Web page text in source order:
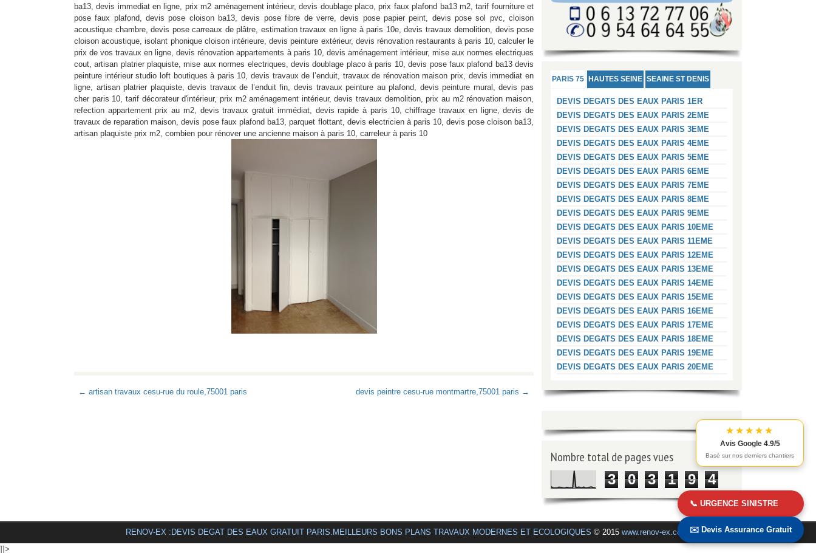
ba13, devis immediat en ligne, prix m2 aménagement intérieur, devis doublage placo, prix faux plafond ba13 m2, tarif fourniture et
pose faux plafond, devis pose cloison ba13, devis pose fibre de verre, devis pose papier peint, devis pose sol pvc, cloison
acoustique chambre, devis pose carreaux de plâtre, estimation travaux en ligne à paris 10e, devis travaux demolition, devis pose
cloison acoustique, isolant phonique cloison intérieure, devis peinture extérieur, devis rénovation restaurants à paris 10, calculer le
prix de vos travaux en ligne, devis rénovation appartements à paris 10, devis aménagement intérieur, mise aux normes electriques
cout, artisan platrier plaquiste, mise aux normes electriques, devis doublage placo à paris 10, devis pose faux plafond ba13 devis
peinture intérieur studio loft boutiques à paris 10, devis travaux de l’enduit, travaux de rénovation maison prix, devis immediat en
ligne, artisan platrier plaquiste, devis travaux de l’enduit fin, devis travaux peinture au plafond, devis peinture mural, devis pas
cher paris 10, tarif décorateur d'intérieur, prix m2 aménagement intérieur, devis travaux demolition, prix au m2 rénovation maison,
refection appartement prix au m2, devis travaux gratuit immédiat, devis rapide à paris 10, chiffrage travaux en ligne, devis de
travaux de reparation maison, devis pose faux plafond ba13, parquet flottant, devis electricien à paris 10, devis pose cloison ba13,
artisan plaquiste prix m2, combien pour rénover une ancienne maison à paris 10, carreleur à paris 10
← artisan travaux cesu-rue du roule,75001 paris devis peintre cesu-rue montmartre,75001 paris →
★★★★★
Avis Google 4.9/5
Basé sur nos derniers chantiers
📞 URGENCE SINISTRE
✉️ Devis Assurance Gratuit
PARIS 75 HAUTES SEINE SEAINE ST DENIS
DEVIS DEGATS DES EAUX PARIS 1ER
DEVIS DEGATS DES EAUX PARIS 2EME
DEVIS DEGATS DES EAUX PARIS 3EME
DEVIS DEGATS DES EAUX PARIS 4EME
DEVIS DEGATS DES EAUX PARIS 5EME
DEVIS DEGATS DES EAUX PARIS 6EME
DEVIS DEGATS DES EAUX PARIS 7EME
DEVIS DEGATS DES EAUX PARIS 8EME
DEVIS DEGATS DES EAUX PARIS 9EME
DEVIS DEGATS DES EAUX PARIS 10EME
DEVIS DEGATS DES EAUX PARIS 11EME
DEVIS DEGATS DES EAUX PARIS 12EME
DEVIS DEGATS DES EAUX PARIS 13EME
DEVIS DEGATS DES EAUX PARIS 14EME
DEVIS DEGATS DES EAUX PARIS 15EME
DEVIS DEGATS DES EAUX PARIS 16EME
DEVIS DEGATS DES EAUX PARIS 17EME
DEVIS DEGATS DES EAUX PARIS 18EME
DEVIS DEGATS DES EAUX PARIS 19EME
DEVIS DEGATS DES EAUX PARIS 20EME
Nombre total de pages vues
3 0 3 1 9 4
RENOV-EX :DEVIS DEGAT DES EAUX GRATUIT PARIS.MEILLEURS BONS PLANS TRAVAUX MODERNES ET ECOLOGIQUES © 2015 www.renov-ex.com
]]>